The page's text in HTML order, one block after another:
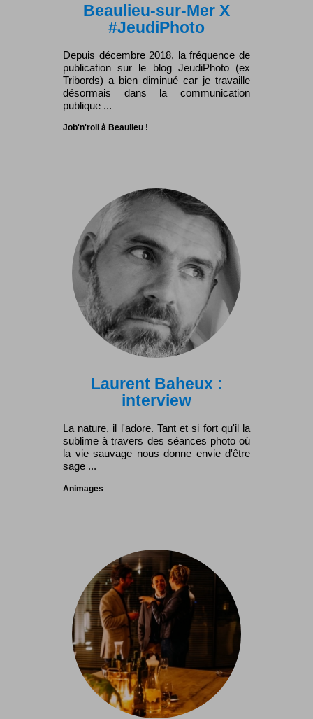
Beaulieu-sur-Mer X
#JeudiPhoto
Depuis décembre 2018, la fréquence de
publication sur le blog JeudiPhoto (ex
Tribords) a bien diminué car je travaille
désormais dans la communication
publique ...
Job'n'roll à Beaulieu !
Laurent Baheux :
interview
La nature, il l'adore. Tant et si fort qu'il la
sublime à travers des séances photo où
la vie sauvage nous donne envie d'être
sage ...
Animages